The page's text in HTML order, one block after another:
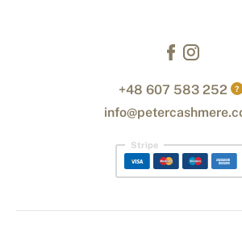
+48 607 583 252 ?
Stripe